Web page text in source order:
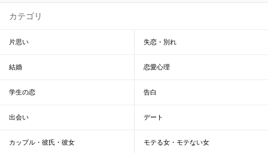
カテゴリ
片思い 失恋・別れ
結婚 恋愛心理
学生の恋 告白
出会い デート
カップル・彼氏・彼女 モテる女・モテない女